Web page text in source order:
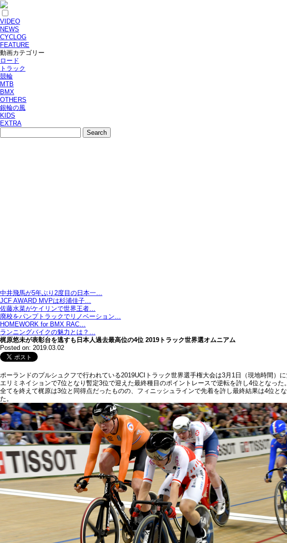
VIDEO
NEWS
CYCLOG
FEATURE
動画カテゴリー
ロード
トラック
競輪
MTB
BMX
OTHERS
銀輪の風
KIDS
EXTRA
中井飛馬が5年ぶり2度目の日本一…
JCF AWARD MVPは杉浦佳子…
佐藤水菜がケイリンで世界王者…
廃校をパンプトラックでリノベーション…
HOMEWORK for BMX RAC…
ランニングバイクの魅力とは？…
梶原悠未が表彰台を逃すも日本人過去最高位の4位 2019トラック世界選オムニアム
Posted on: 2019.03.02
ポーランドのプルシュクフで行われている2019UCIトラック世界選手権大会は3月1日（現地時間
エリミネイションで7位となり暫定3位で迎えた最終種目のポイントレースで逆転を許し4位となった。
全てを終えて梶原は3位と同得点だったものの、フィニッシュラインで先着を許し最終結果は4位
た。